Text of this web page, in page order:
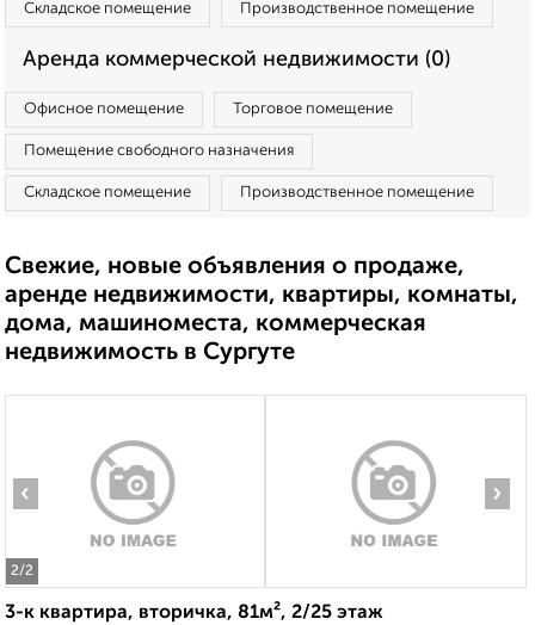
Складское помещение Производственное помещение
Аренда коммерческой недвижимости (0)
Офисное помещение Торговое помещение
Помещение свободного назначения
Складское помещение Производственное помещение
Свежие, новые объявления о продаже,
аренде недвижимости, квартиры, комнаты,
дома, машиноместа, коммерческая
недвижимость в Сургуте
2/2
‹ ›
3-к квартира, вторичка, 81м², 2/25 этаж